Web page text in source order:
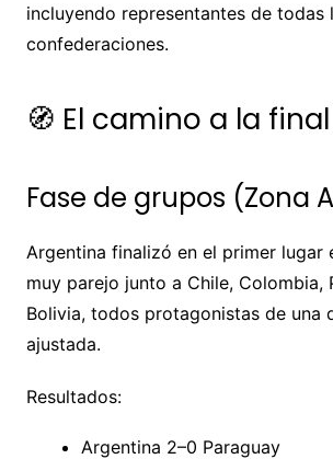
incluyendo representantes de todas
confederaciones.
🧭 El camino a la final
Fase de grupos (Zona
Argentina finalizó en el primer lugar
muy parejo junto a Chile, Colombia,
Bolivia, todos protagonistas de una
ajustada.
Resultados:
Argentina 2–0 Paraguay